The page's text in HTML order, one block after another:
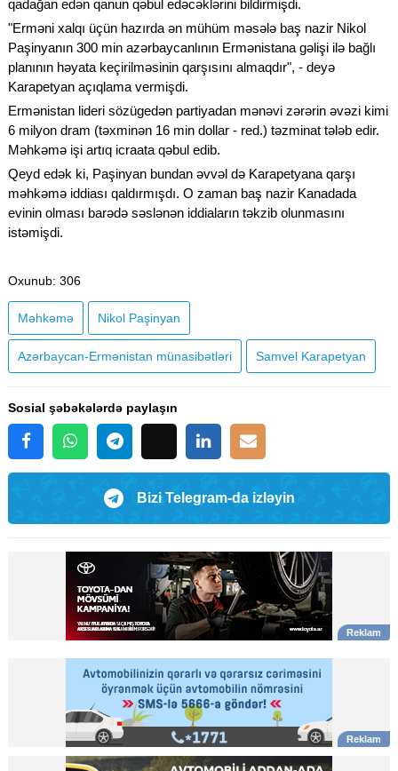
qadağan edən qanun qəbul edəcəklərini bildirmişdi.
"Erməni xalqı üçün hazırda ən mühüm məsələ baş nazir Nikol
Paşinyanın 300 min azərbaycanlının Ermənistana gəlişi ilə bağlı
planının həyata keçirilməsinin qarşısını almaqdır", - deyə
Karapetyan açıqlama vermişdi.
Ermənistan lideri sözügedən partiyadan mənəvi zərərin əvəzi kimi
6 milyon dram (təxminən 16 min dollar - red.) təzminat tələb edir.
Məhkəmə işi artıq icraata qəbul edib.
Qeyd edək ki, Paşinyan bundan əvvəl də Karapetyana qarşı
məhkəmə iddiası qaldırmışdı. O zaman baş nazir Kanadada
evinin olması barədə səslənən iddiaların təkzib olunmasını
istəmişdi.
Oxunub: 306
Məhkəmə Nikol Paşinyan
Azərbaycan-Ermənistan münasibətləri Samvel Karapetyan
Sosial şəbəkələrdə paylaşın
Bizi Telegram-da izləyin